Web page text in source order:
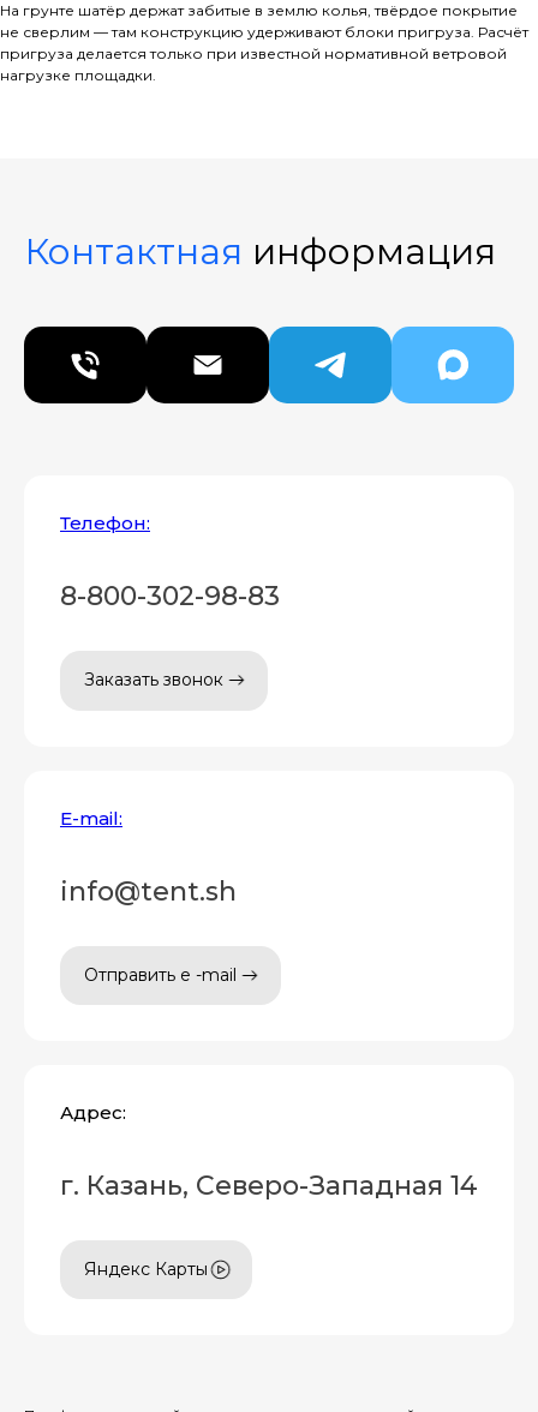
На грунте шатёр держат забитые в землю колья, твёрдое покрытие
не сверлим — там конструкцию удерживают блоки пригруза. Расчёт
пригруза делается только при известной нормативной ветровой
нагрузке площадки.
Контактная информация
Телефон:
8-800-302-98-83
Заказать звонок
E-mail:
info@tent.sh
Отправить e -mail
Адрес:
г. Казань, Северо-Западная 14
Яндекс Карты